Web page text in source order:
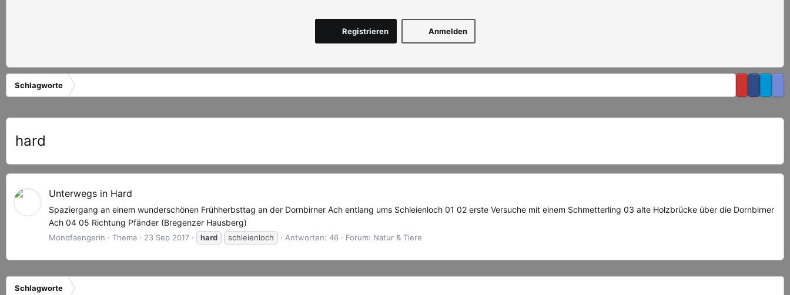
Anmelden
Registrieren
Schlagworte
hard
Unterwegs in Hard
Spaziergang an einem wunderschönen Frühherbsttag an der Dornbirner Ach entlang ums Schleienloch 01 02 erste Versuche mit einem Schmetterling 03 alte Holzbrücke über die Dornbirner
Ach 04 05 Richtung Pfänder (Bregenzer Hausberg)
Mondfaengerin Thema 23 Sep 2017 hard schleienloch Antworten: 46 Forum: Natur & Tiere
Schlagworte